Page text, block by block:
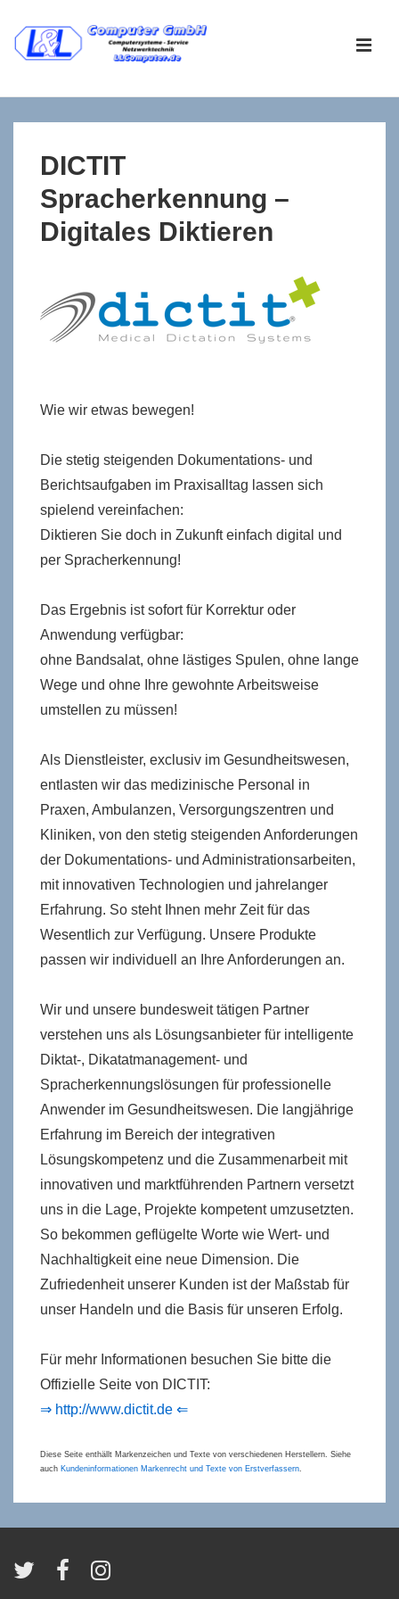
Zum
Inhalt
DICTIT
Spracherkennung –
Digitales Diktieren
Wie wir etwas bewegen!
Die stetig steigenden Dokumentations- und
Berichtsaufgaben im Praxisalltag lassen sich
spielend vereinfachen:
Diktieren Sie doch in Zukunft einfach digital und
per Spracherkennung!
Das Ergebnis ist sofort für Korrektur oder
Anwendung verfügbar:
ohne Bandsalat, ohne lästiges Spulen, ohne lange
Wege und ohne Ihre gewohnte Arbeitsweise
umstellen zu müssen!
Als Dienstleister, exclusiv im Gesundheitswesen,
entlasten wir das medizinische Personal in
Praxen, Ambulanzen, Versorgungszentren und
Kliniken, von den stetig steigenden Anforderungen
der Dokumentations- und Administrationsarbeiten,
mit innovativen Technologien und jahrelanger
Erfahrung. So steht Ihnen mehr Zeit für das
Wesentlich zur Verfügung. Unsere Produkte
passen wir individuell an Ihre Anforderungen an.
Wir und unsere bundesweit tätigen Partner
verstehen uns als Lösungsanbieter für intelligente
Diktat-, Dikatatmanagement- und
Spracherkennungslösungen für professionelle
Anwender im Gesundheitswesen. Die langjährige
Erfahrung im Bereich der integrativen
Lösungskompetenz und die Zusammenarbeit mit
innovativen und marktführenden Partnern versetzt
uns in die Lage, Projekte kompetent umzusetzten.
So bekommen geflügelte Worte wie Wert- und
Nachhaltigkeit eine neue Dimension. Die
Zufriedenheit unserer Kunden ist der Maßstab für
unser Handeln und die Basis für unseren Erfolg.
Für mehr Informationen besuchen Sie bitte die
Offizielle Seite von DICTIT:
⇒ http://www.dictit.de ⇐
Diese Seite enthällt Markenzeichen und Texte von verschiedenen Herstellern. Siehe
auch Kundeninformationen Markenrecht und Texte von Erstverfassern